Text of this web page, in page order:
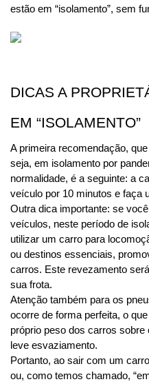
estão em “isolamento”, sem
DICAS A
EM “ISOLAMENTO”
A primeira recomendação,
seja, em isolamento por
normalidade, é a seguinte: a
veículo por 10 minutos e faça
Outra dica importante: se
veículos, neste período de
utilizar um carro para
ou destinos essenciais,
carros. Este revezamento
sua frota.
Atenção também para os
ocorre de forma perfeita, o
próprio peso dos carros
leve esvaziamento.
Portanto, ao sair com um
ou, como temos chamado,